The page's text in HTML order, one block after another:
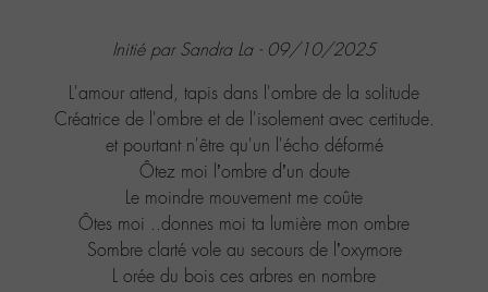
Initié par Sandra La - 09/10/2025
L'amour attend, tapis dans l'ombre de la solitude
Créatrice de l'ombre et de l'isolement avec certitude.
et pourtant n'être qu'un l'écho déformé
Ôtez moi l’ombre d’un doute
Le moindre mouvement me coûte
Ôtes moi ..donnes moi ta lumière mon ombre
Sombre clarté vole au secours de l’oxymore
L orée du bois ces arbres en nombre